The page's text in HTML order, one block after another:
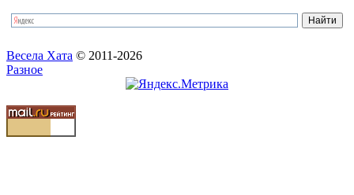
Весела Хата © 2011-2026
Разное